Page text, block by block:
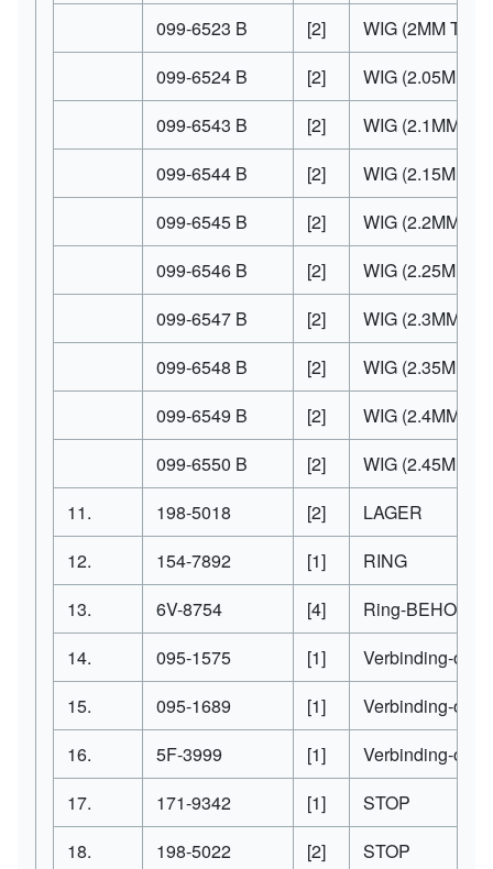
099-6523 B [2] WIG (2MM THK)
099-6524 B [2] WIG (2.05MM
099-6543 B [2] WIG (2.1MM
099-6544 B [2] WIG (2.15MM
099-6545 B [2] WIG (2.2MM
099-6546 B [2] WIG (2.25MM
099-6547 B [2] WIG (2.3MM
099-6548 B [2] WIG (2.35MM
099-6549 B [2] WIG (2.4MM
099-6550 B [2] WIG (2.45MM
11.
198-5018 [2]
LAGER
12.
154-7892 [1]
RING
13.
6V-8754 [4]
Ring-BEHOUDT
14.
095-1575 [1]
Verbinding-o-
15.
095-1689 [1]
Verbinding-o-
16.
5F-3999 [1]
Verbinding-o-
17.
171-9342 [1]
STOP
18.
198-5022 [2]
STOP